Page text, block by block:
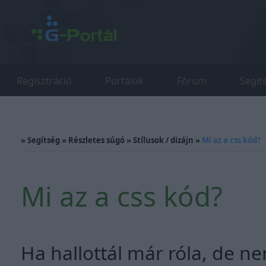
Regisztráció Portálok Fórum
» Segítség » Részletes súgó » Stílusok / dizájn » Mi az a css kód?
Mi az a css kód?
Ha hallottál már róla, de